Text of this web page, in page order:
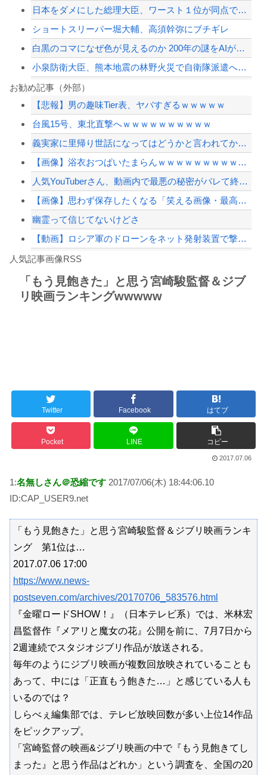
日本をダメにした総理大臣、ワースト１位が同点でこの人ｗｗｗｗｗｗ
ショートスリーパー堀大輔、高須幹弥にブチギレ
白黒のコマになぜ色が見えるのか 200年の謎をAIが解明！
小泉防衛大臣、熊本地震の林野火災で自衛隊派遣へ！←「迅速な対応だ！」「次の首相は...
【悲報】中日・金丸夢斗(5勝8敗)、もうすぐ中継ぎ(橋本4勝1敗)に勝ち星が追い...
【配信者】「金バエ」のSNS更新が1週間途絶え、様々な憶測が飛び交う。1週間ぶり...
【緊急速報】NYで警官が黒人男性の首を絞め、暴動第二波不可避へ
Powered by livedoor 相互RSS
お勧め記事（外部）
【悲報】男の趣味Tier表、ヤバすぎるｗｗｗｗｗ
台風15号、東北直撃へｗｗｗｗｗｗｗｗｗｗ
義実家に里帰り世話になってはどうかと言われてかなり悩んでいる
【画像】浴衣おつぱいたまらんｗｗｗｗｗｗｗｗｗｗｗ
人気YouTuberさん、動画内で最悪の秘密がバレて終わる・・・
【画像】思わず保存したくなる「笑える画像・最高な画像」貼っていけｗｗｗｗｗ
幽霊って信じてないけどさ
【動画】ロシア軍のドローンをネット発射装置で撃墜するウクライナ。
実況「金メダルをとった萩野には俺さんへの挑戦権を手にしました！」俺「ほう君が萩野...
8/4のニュース
Powered by livedoor 相互RSS
人気記事画像RSS
「もう見飽きた」と思う宮崎駿監督＆ジブ
リ映画ランキングwwwww
Twitter Facebook はてブ
Pocket LINE コピー
2017.07.06
1:名無しさん＠恐縮です 2017/07/06(木) 18:44:06.10
ID:CAP_USER9.net
「もう見飽きた」と思う宮崎駿監督＆ジブリ映画ランキ
ング 第1位は…
2017.07.06 17:00
https://www.news-
postseven.com/archives/20170706_583576.html
『金曜ロードSHOW！』（日本テレビ系）では、米林宏
昌監督作『メアリと魔女の花』公開を前に、7月7日から
2週連続でスタジオジブリ作品が放送される。
毎年のようにジブリ映画が複数回放映されていることも
あって、中には「正直もう飽きた…」と感じている人も
いるのでは？
しらべぇ編集部では、テレビ放映回数が多い上位14作品
をピックアップ。
「宮崎監督の映画&ジブリ映画の中で『もう見飽きてし
まった』と思う作品はどれか」という調査を、全国の20